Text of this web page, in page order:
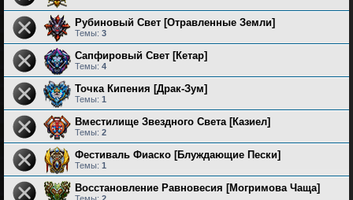
Рубиновый Свет [Отравленные Земли]
Темы: 3
Сапфировый Свет [Кетар]
Темы: 4
Точка Кипения [Драк-Зум]
Темы: 1
Вместилище Звездного Света [Казиел]
Темы: 2
Фестиваль Фиаско [Блуждающие Пески]
Темы: 1
Восстановление Равновесия [Могримова Чаща]